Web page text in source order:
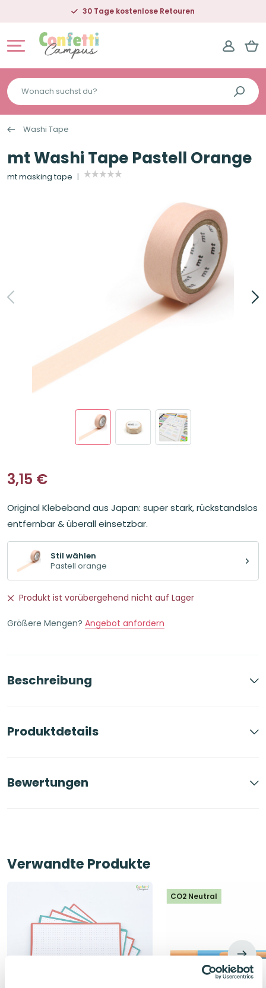
30 Tage kostenlose Retouren
Wonach
suchst
du?
Washi Tape
mt Washi Tape Pastell Orange
mt masking tape
3,15 €
Original Klebeband aus Japan: super stark, rückstandslos
entfernbar & überall einsetzbar.
Stil wählen
Pastell orange
Produkt ist vorübergehend nicht auf Lager
Größere Mengen? Angebot anfordern
Beschreibung
Produktdetails
Bewertungen
Verwandte Produkte
CO2 Neutral